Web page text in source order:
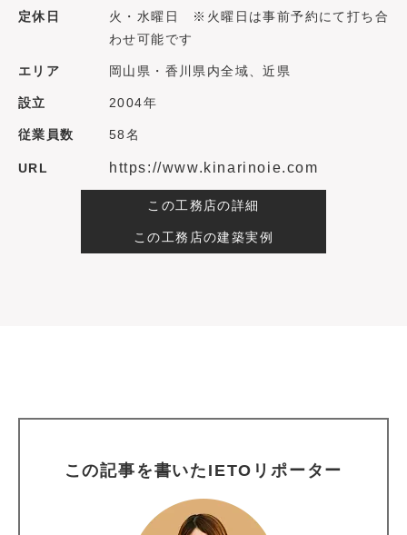
定休日
火・水曜日 ※火曜日は事前予約にて打ち合
わせ可能です
エリア 岡山県・香川県内全域、近県
設立 2004年
従業員数 58名
URL https://www.kinarinoie.com
この工務店の詳細
この工務店の建築実例
この記事を書いたIETOリポーター